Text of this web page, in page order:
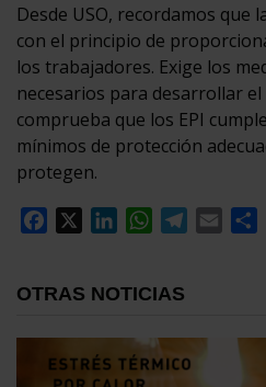
Desde USO, recordamos que
con el principio de
los trabajadores. Exige los
necesarios para desarrollar
comprueba que los EPI
mínimos de protección
protegen.
Facebook
LinkedInWhatsApp
Telegram
Email
OTRAS NOTICIAS